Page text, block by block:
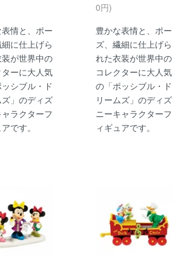
情と、ポー
に仕上げら
が世界中の
ターに大人気
シブル・ド
ズ」のディズ
ラクターフ
です。
0円)
豊かな表情と、ポー
ズ、繊細に仕上げら
れた衣装が世界中の
コレクターに大人気
の「ポッシブル・ド
リームズ」のディズ
ニーキャラクターフ
ィギュアです。